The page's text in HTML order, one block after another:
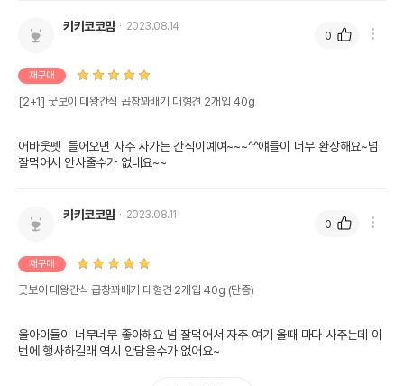
키키코코맘 2023.08.14
재구매
[2+1] 굿보이 대왕간식 곱창꽈배기 대형견 2개입 40g
어바웃펫  들어오면 자주 사가는 간식이예여~~~^^얘들이 너무 환장해요~넘
잘먹어서 안사줄수가 없네요~~
0
키키코코맘 2023.08.11
재구매
굿보이 대왕간식 곱창꽈배기 대형견 2개입 40g (단종)
울아이들이 너무너무 좋아해요 넘 잘먹어서 자주 여기 올때 마다 사주는데 이
번에 행사하길래 역시 안담을수가 없어요~
0